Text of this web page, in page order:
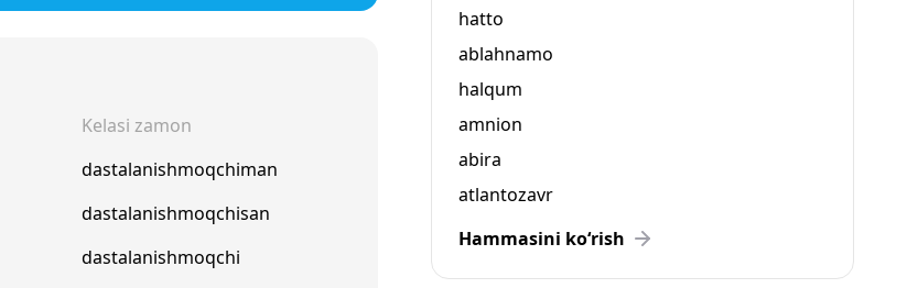
Kelasi zamon
dastalanishmoqchiman
dastalanishmoqchisan
dastalanishmoqchi
hatto
ablahnamo
halqum
amnion
abira
atlantozavr
Hammasini ko‘rish